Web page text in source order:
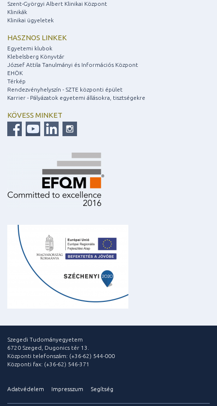
Szent-Györgyi Albert Klinikai Központ
Klinikák
Klinikai ügyeletek
HASZNOS LINKEK
Egyetemi klubok
Klebelsberg Könyvtár
József Attila Tanulmányi és Információs Központ
EHÖK
Térkép
Rendezvényhelyszín - SZTE központi épület
Karrier - Pályázatok egyetemi állásokra, tisztségekre
KÖVESS MINKET
Szegedi Tudományegyetem
6720 Szeged, Dugonics tér 13.
Központi telefonszám: (+36-62) 544-000
Központi fax: (+36-62) 546-371
Adatvédelem Impresszum Segítség